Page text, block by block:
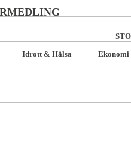
Idrott & Hälsa Ekonomi